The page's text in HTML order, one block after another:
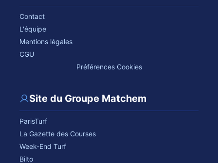
Contact
L'équipe
Mentions légales
CGU
Préférences Cookies
Site du Groupe Matchem
ParisTurf
La Gazette des Courses
Week-End Turf
Bilto